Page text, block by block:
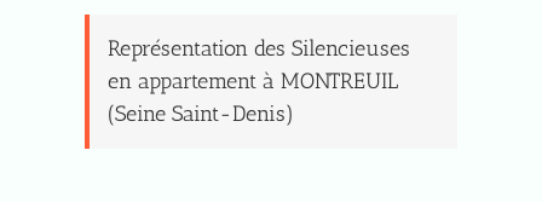
Représentation des Silencieuses
en appartement à MONTREUIL
(Seine Saint-Denis)